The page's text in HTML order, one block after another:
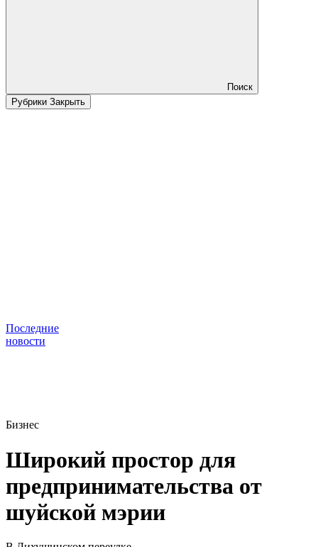
Поиск
Рубрики Закрыть
Последние
новости
Бизнес
Широкий простор для
предпринимательства от
шуйской мэрии